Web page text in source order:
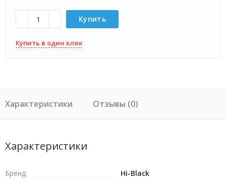
Купить
Купить в один клик
Характеристики Отзывы (0)
Характеристики
Бренд Hi-Black